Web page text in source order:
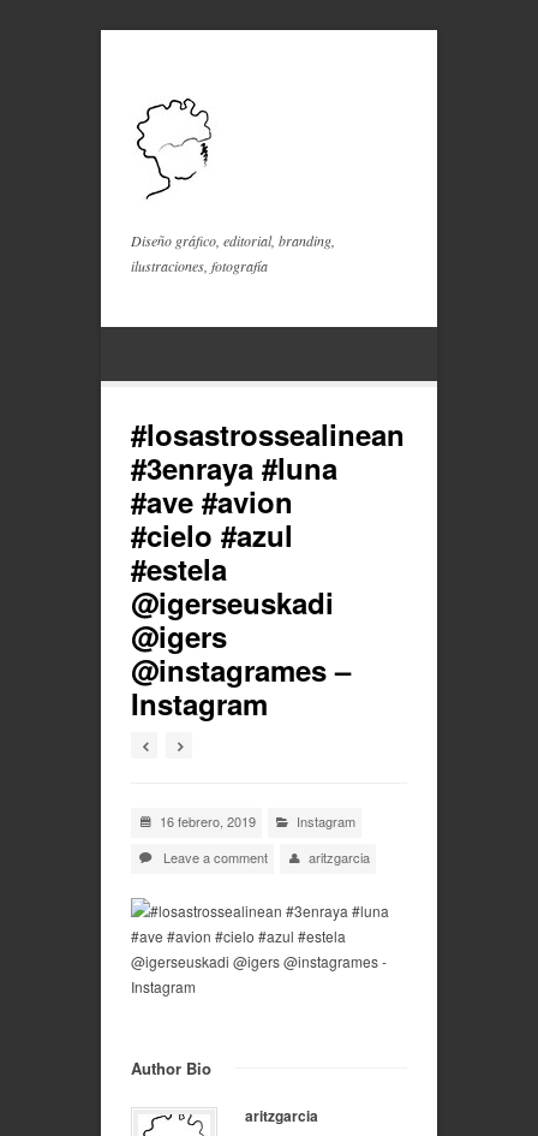
Diseño gráfico, editorial, branding,
ilustraciones, fotografía
#losastrossealinean
#3enraya #luna
#ave #avion
#cielo #azul
#estela
@igerseuskadi
@igers
@instagrames –
Instagram
16 febrero, 2019
Instagram
Leave a comment
aritzgarcia
Author Bio
aritzgarcia